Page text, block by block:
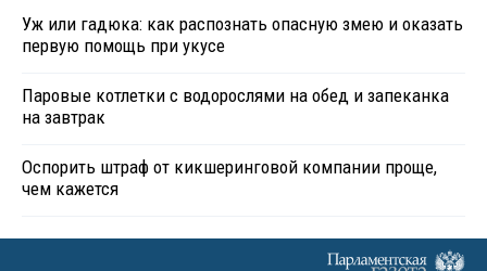
Уж или гадюка: как распознать опасную змею и оказать
первую помощь при укусе
Паровые котлетки с водорослями на обед и запеканка
на завтрак
Оспорить штраф от кикшеринговой компании проще,
чем кажется